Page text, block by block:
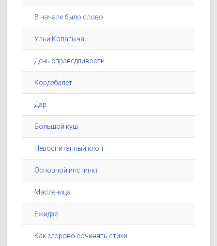
В начале было слово
Ульи Копатыча
День справедливости
Кордебалет
Дар
Большой куш
Невоспитанный клон
Основной инстинкт
Масленица
Ежидзе
Как здорово сочинять стихи